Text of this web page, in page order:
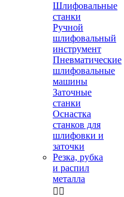
Шлифовальные
станки
Ручной
шлифовальный
инструмент
Пневматические
шлифовальные
машины
Заточные
станки
Оснастка
станков для
шлифовки и
заточки
Резка, рубка
и распил
металла
 